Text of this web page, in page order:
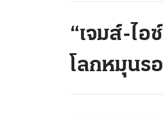
“เจมส์-ไอ
โลกหมุนร